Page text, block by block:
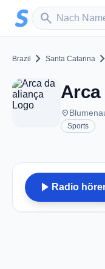
Zum Hauptinhalt springen
search
Sender suchen
Brazil chevron_right Santa Catarina chevron_right
place
Sports
play_arrow Radio